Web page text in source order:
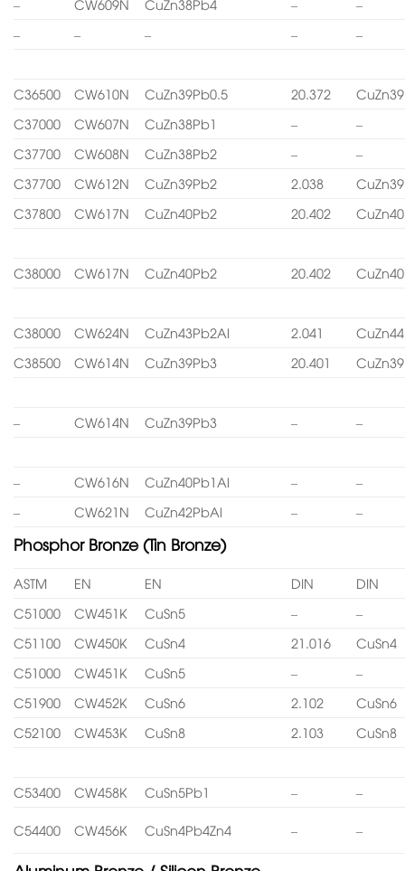
– CW609N CuZn38Pb4 –
–
–
– – – –
C36500 CW610N CuZn39Pb0.5 20.372
C37000
CW607N CuZn38Pb1 –
–
C37700
CW608N CuZn38Pb2 –
–
C37700
CW612N CuZn39Pb2 2.038
C37800
CW617N CuZn40Pb2 20.402
C38000 CW617N CuZn40Pb2 20.402
C38000 CW624N CuZn43Pb2Al 2.041
C38500
CW614N CuZn39Pb3 20.401
– CW614N CuZn39Pb3 – –
– CW616N CuZn40Pb1Al –
–
–
CW621N CuZn42PbAl – –
Phosphor Bronze (Tin Bronze)
ASTM EN EN DIN
DIN
C51000
CW451K CuSn5 –
–
C51100
CW450K CuSn4 21.016
CuSn4
C51000
CW451K CuSn5 –
–
C51900
CW452K CuSn6 2.102
CuSn6
C52100
CW453K CuSn8 2.103 CuSn8
C53400 CW458K CuSn5Pb1 – –
C54400 CW456K CuSn4Pb4Zn4 – –